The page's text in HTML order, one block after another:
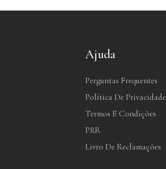
Ajuda
Perguntas Frequentes
Política De Privacidade
Termos E Condições
PRR
Livro De Reclamações